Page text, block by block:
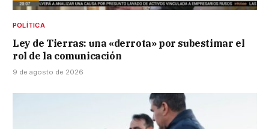
POLÍTICA
Ley de Tierras: una «derrota» por subestimar el
rol de la comunicación
9 de agosto de 2026